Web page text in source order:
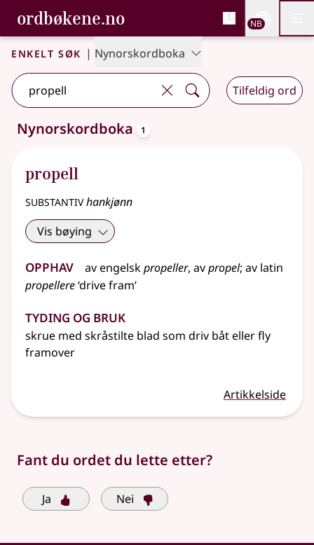
Gå til hovedinnhold
Tilgjengelighet
ordbøkene.no, Bokmålsordboka og
Bokmålsordboka og Nynorskordboka
NB
Enkelt søk | Nynorskordboka
Tilfeldig ord
Ett treff.Ytterligere søkeforslag tilgjengelige
Nynorskordboka 1
propell
substantivhankjønn
Vis bøying
Opphav avengelskpropeller, avpropel; av latin
propellere‘drive fram’
Tyding og bruk
skrue med skråstilte blad som driv båtellerfly
framover
Artikkelside
Fant du ordet du lette etter?
Ja Nei